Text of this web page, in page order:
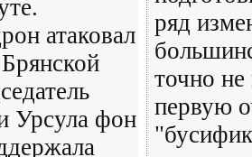
атаковал
Урсула фон
ряд
точно не
первую